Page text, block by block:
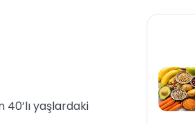
yaşlardaki